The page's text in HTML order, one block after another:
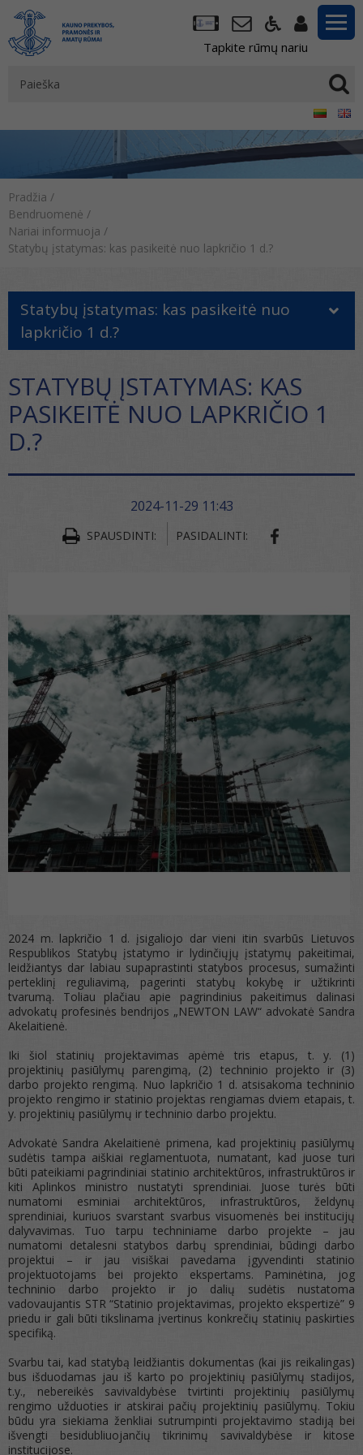
Tapkite rūmų nariu
Pradžia /
Bendruomenė /
Nariai informuoja /
Statybų įstatymas: kas pasikeitė nuo lapkričio 1 d.?
Statybų įstatymas: kas pasikeitė nuo
lapkričio 1 d.?
STATYBŲ ĮSTATYMAS: KAS
PASIKEITĖ NUO LAPKRIČIO 1
D.?
2024-11-29 11:43
SPAUSDINTI: PASIDALINTI:
2024 m. lapkričio 1 d. įsigaliojo dar vieni itin svarbūs Lietuvos
Respublikos Statybų įstatymo ir lydinčiųjų įstatymų pakeitimai,
leidžiantys dar labiau supaprastinti statybos procesus, sumažinti
perteklinį reguliavimą, pagerinti statybų kokybę ir užtikrinti
tvarumą. Toliau plačiau apie pagrindinius pakeitimus dalinasi
advokatų profesinės bendrijos „NEWTON LAW“ advokatė Sandra
Akelaitienė.
Iki šiol statinių projektavimas apėmė tris etapus, t. y. (1)
projektinių pasiūlymų parengimą, (2) techninio projekto ir (3)
darbo projekto rengimą. Nuo lapkričio 1 d. atsisakoma techninio
projekto rengimo ir statinio projektas rengiamas dviem etapais, t.
y. projektinių pasiūlymų ir techninio darbo projektu.
Advokatė Sandra Akelaitienė primena, kad projektinių pasiūlymų
sudėtis tampa aiškiai reglamentuota, numatant, kad juose turi
būti pateikiami pagrindiniai statinio architektūros, infrastruktūros ir
kiti Aplinkos ministro nustatyti sprendiniai. Juose turės būti
numatomi esminiai architektūros, infrastruktūros, želdynų
sprendiniai, kuriuos svarstant svarbus visuomenės bei institucijų
dalyvavimas. Tuo tarpu techniniame darbo projekte – jau
numatomi detalesni statybos darbų sprendiniai, būdingi darbo
projektui – ir jau visiškai pavedama įgyvendinti statinio
projektuotojams bei projekto ekspertams. Paminėtina, jog
techninio darbo projekto ir jo dalių sudėtis nustatoma
vadovaujantis STR “Statinio projektavimas, projekto ekspertizė” 9
priedu ir gali būti tikslinama įvertinus konkrečių statinių paskirties
specifiką.
Svarbu tai, kad statybą leidžiantis dokumentas (kai jis reikalingas)
bus išduodamas jau iš karto po projektinių pasiūlymų stadijos,
t.y., nebereikės savivaldybėse tvirtinti projektinių pasiūlymų
rengimo užduoties ir atskirai pačių projektinių pasiūlymų.‎ Tokiu
būdu yra siekiama ženkliai sutrumpinti projektavimo stadiją bei
išvengti besidubliuojančių tikrinimų savivaldybėse ir kitose
institucijose.